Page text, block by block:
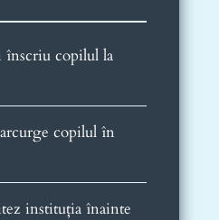
înscriu copilul la
copilul în
instituția înainte